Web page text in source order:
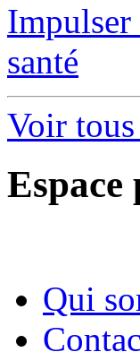
Impulser
santé
Voir tous
Qui